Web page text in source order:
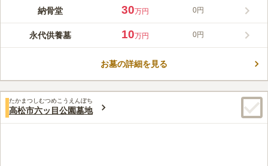
實相寺は高松市にある浄土真宗（真宗興正派）のお寺で、美しい
お一人様から御夫婦、御家族まで様々な方に対応した五種類の納
骨壇を用意しています。お寺が永代にわたり責任を持って供養
備され、アクセスの良さも魅力の一つです。合祀墓のプランも用
この霊園はまだ誰からも評価されていません。
納骨堂 30万円 0円
永代供養墓 10万円 0円
お墓の詳細を見る
たかまつしむつめこうえんぼち
高松市六ッ目公園墓地